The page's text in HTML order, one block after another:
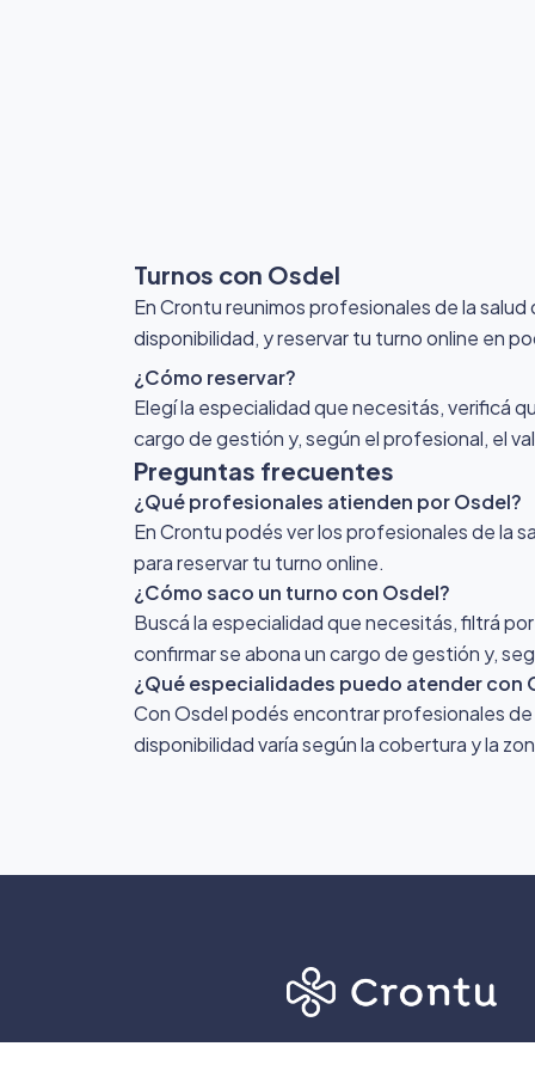
Turnos con Osdel
En Crontu reunimos profesionales de la
disponibilidad, y reservar tu turno online en
¿Cómo reservar?
Elegí la especialidad que necesitás, verificá
cargo de gestión y, según el profesional, el
Preguntas frecuentes
¿Qué profesionales atienden por Osdel?
En Crontu podés ver los profesionales de la
para reservar tu turno online.
¿Cómo saco un turno con Osdel?
Buscá la especialidad que necesitás, filtrá
confirmar se abona un cargo de gestión y,
¿Qué especialidades puedo atender con
Con Osdel podés encontrar profesionales
disponibilidad varía según la cobertura y la